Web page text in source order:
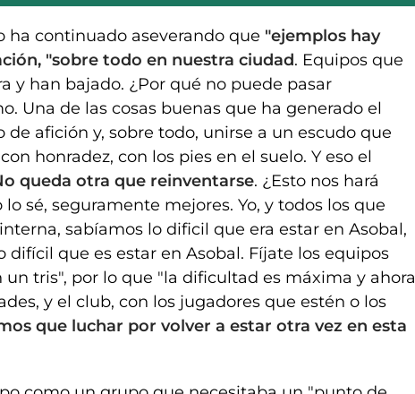
ha continuado aseverando que "ejemplos hay
"sobre todo en nuestra ciudad. Equipos que
y han bajado. ¿Por qué no puede pasar
Una de las cosas buenas que ha generado el
de afición y, sobre todo, unirse a un escudo que
honradez, con los pies en el suelo. Y eso el
queda otra que reinventarse. ¿Esto nos hará
sé, seguramente mejores. Yo, y todos los que
sabíamos lo dificil que era estar en Asobal,
difícil que es estar en Asobal. Fíjate los equipos
tris", por lo que "la dificultad es máxima y ahora
y el club, con los jugadores que estén o los
que luchar por volver a estar otra vez en esta